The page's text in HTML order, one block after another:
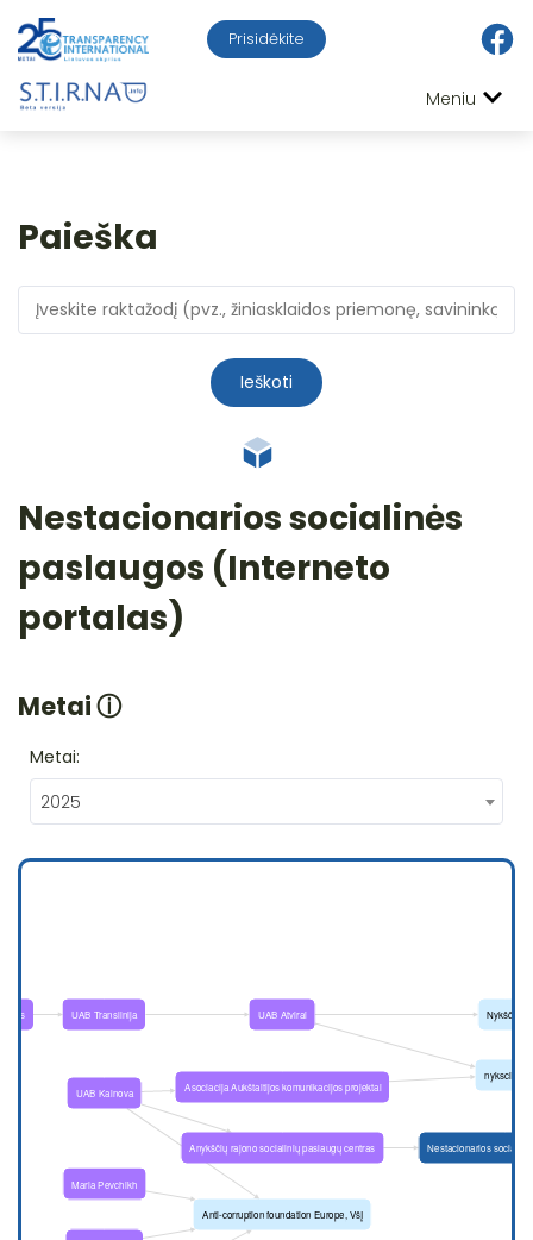
Prisidėkite
Meniu
Paieška
Ieškoti
Nestacionarios socialinės
paslaugos (Interneto
portalas)
Metaiⓘ
Metai:
2025